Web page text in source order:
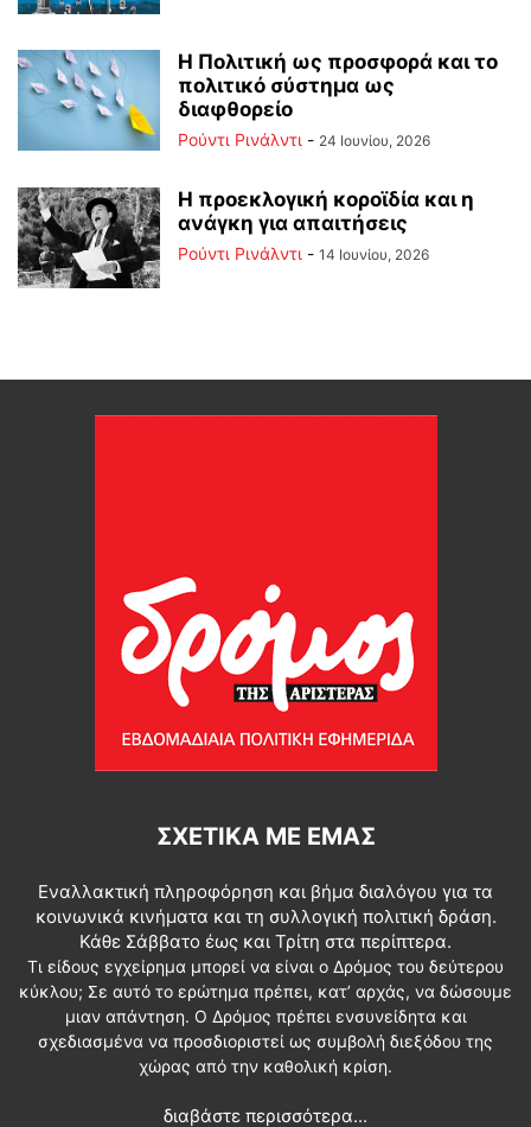
Η Πολιτική ως προσφορά και το
πολιτικό σύστημα ως
διαφθορείο
Ρούντι Ρινάλντι - 24 Ιουνίου, 2026
Η προεκλογική κοροϊδία και η
ανάγκη για απαιτήσεις
Ρούντι Ρινάλντι - 14 Ιουνίου, 2026
ΣΧΕΤΙΚΆ ΜΕ ΕΜΆΣ
Εναλλακτική πληροφόρηση και βήμα διαλόγου για τα
κοινωνικά κινήματα και τη συλλογική πολιτική δράση.
Κάθε Σάββατο έως και Τρίτη στα περίπτερα.
Τι είδους εγχείρημα μπορεί να είναι ο Δρόμος του δεύτερου
κύκλου; Σε αυτό το ερώτημα πρέπει, κατ’ αρχάς, να δώσουμε
μιαν απάντηση. Ο Δρόμος πρέπει ενσυνείδητα και
σχεδιασμένα να προσδιοριστεί ως συμβολή διεξόδου της
χώρας από την καθολική κρίση.
διαβάστε περισσότερα...